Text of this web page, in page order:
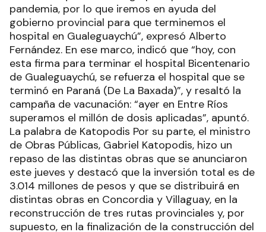
pandemia, por lo que iremos en ayuda del
gobierno provincial para que terminemos el
hospital en Gualeguaychú”, expresó Alberto
Fernández. En ese marco, indicó que “hoy, con
esta firma para terminar el hospital Bicentenario
de Gualeguaychú, se refuerza el hospital que se
terminó en Paraná (De La Baxada)”, y resaltó la
campaña de vacunación: “ayer en Entre Ríos
superamos el millón de dosis aplicadas”, apuntó.
La palabra de Katopodis Por su parte, el ministro
de Obras Públicas, Gabriel Katopodis, hizo un
repaso de las distintas obras que se anunciaron
este jueves y destacó que la inversión total es de
3.014 millones de pesos y que se distribuirá en
distintas obras en Concordia y Villaguay, en la
reconstrucción de tres rutas provinciales y, por
supuesto, en la finalización de la construcción del